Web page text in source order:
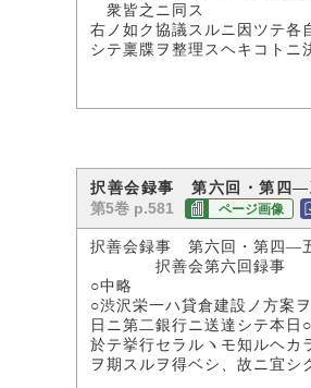
衆皆之ニ同ス
右ノ如ク協議スルニ因ツテ各
シテ稟牒ヲ整理スヘキコトニ
択善会録事 第六回・第四―
第5巻 p.581
ページ画像
択善会録事 第六回・第四―
択善会第六回録事
○中略
○渋沢栄一ハ貸倉建設ノ方案
日ニ第二銀行ニ送達シテ本
於テ挙行セラルヽモ知ルヘカ
ヲ期スルヲ得ベシ、故ニ宜